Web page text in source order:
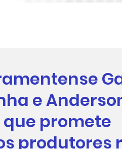
e
promete
produtores